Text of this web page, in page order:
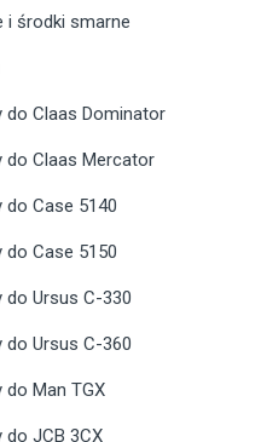
i środki smarne
do Claas Dominator
do Claas Mercator
do Case 5140
do Case 5150
do Ursus C-330
do Ursus C-360
do Man TGX
do JCB 3CX